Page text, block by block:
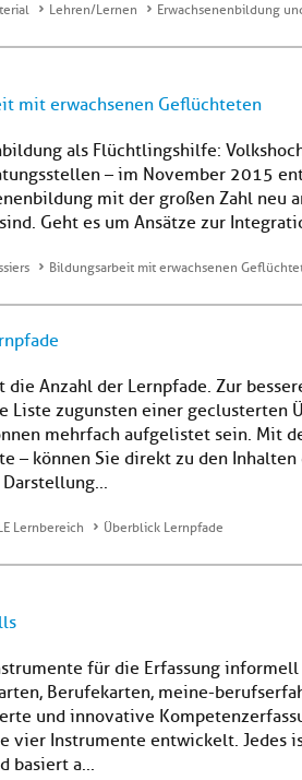
Lehren/Lernen Erwachsenenbildung
mit erwachsenen Geflüchteten
als Flüchtlingshilfe:
– im November 2015
mit der großen Zahl neu
Geht es um Ansätze zur
Bildungsarbeit mit erwachsenen
die Anzahl der Lernpfade. Zur
Liste zugunsten einer geclusterten
mehrfach aufgelistet sein. Mit
– können Sie direkt zu den Inhalten
Lernbereich Überblick Lernpfade
für die Erfassung
Berufekarten, meine-
und innovative
vier Instrumente entwickelt. Jedes
basiert a...